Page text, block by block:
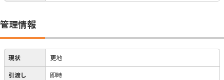
管理情報
現状 更地
引渡し 即時